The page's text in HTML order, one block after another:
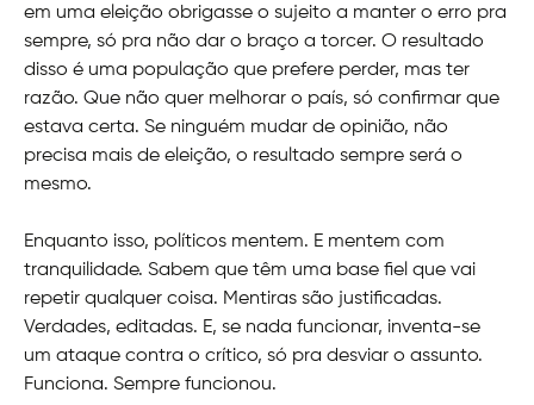
em uma eleição obrigasse o sujeito a manter o erro pra
sempre, só pra não dar o braço a torcer. O resultado
disso é uma população que prefere perder, mas ter
razão. Que não quer melhorar o país, só confirmar que
estava certa. Se ninguém mudar de opinião, não
precisa mais de eleição, o resultado sempre será o
mesmo.
Enquanto isso, políticos mentem. E mentem com
tranquilidade. Sabem que têm uma base fiel que vai
repetir qualquer coisa. Mentiras são justificadas.
Verdades, editadas. E, se nada funcionar, inventa-se
um ataque contra o crítico, só pra desviar o assunto.
Funciona. Sempre funcionou.